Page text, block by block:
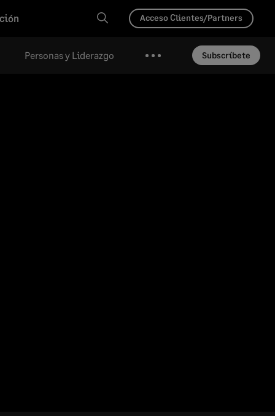
Acceso Clientes/Partners
Personas y Liderazgo Subscríbete